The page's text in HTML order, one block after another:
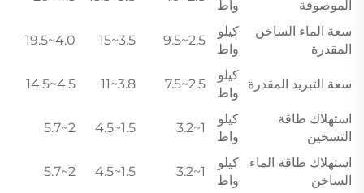
الموصوفة
واط
سعة الماء الساخن
المقدرة
كيلو
واط
2.5~9.5
3.5~15
4.0~19.5
سعة التبريد المقدرة
كيلو
واط
2.5~7.5
3.8~11
4.5~14.5
استهلاك طاقة
التسخين
كيلو
واط
1~3.2
1.5~4.5
2~5.7
استهلاك طاقة الماء
الساخن
كيلو
واط
1~3.2
1.5~4.5
2~5.7